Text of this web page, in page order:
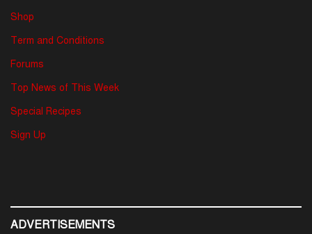
Shop
Term and Conditions
Forums
Top News of This Week
Special Recipes
Sign Up
ADVERTISEMENTS